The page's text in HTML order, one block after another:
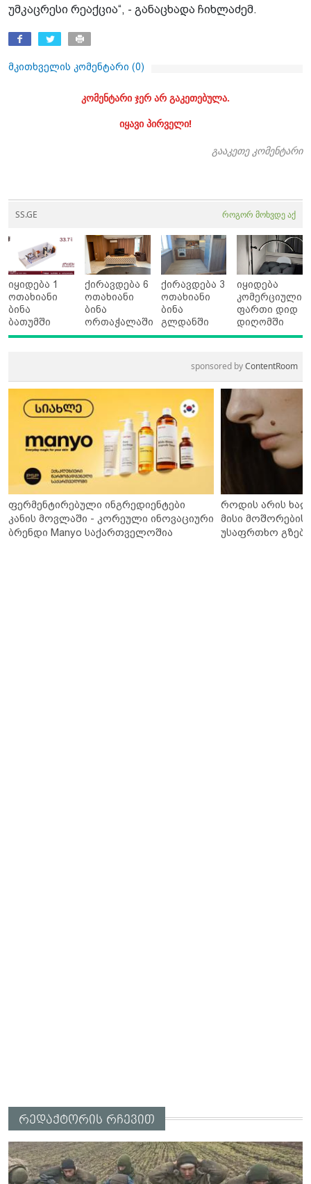
უმკაცრესი რეაქცია“, - განაცხადა ჩიხლაძემ.
მკითხველის კომენტარი (0)
კომენტარი ჯერ არ გაკეთებულა.
იყავი პირველი!
გააკეთე კომენტარი
SS.GE როგორ მოხვდე აქ
იყიდება 1
ოთახიანი
ბინა
ბათუმში
ქირავდება 6
ოთახიანი
ბინა
ორთაჭალაში
ქირავდება 3
ოთახიანი
ბინა
გლდანში
იყიდება
კომერციული
ფართი დიდ
დიღომში
sponsored byContentRoom
ფერმენტირებული ინგრედიენტები
კანის მოვლაში - კორეული ინოვაციური
ბრენდი Manyo საქართველოშია
როდის არის
მისი მოშორების
უსაფრთხო გზები
რედაქტორის რჩევით